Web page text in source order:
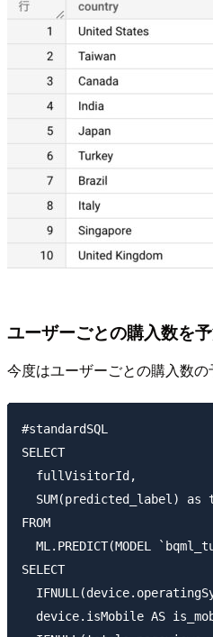
ユーザーごとの購入数を
今度はユーザーごとの購入数の
#standardSQL
SELECT
  fullVisitorId,
SUM(predicted_label) as
FROM
ML.PREDICT(MODEL
SELECT
device.isMobile AS